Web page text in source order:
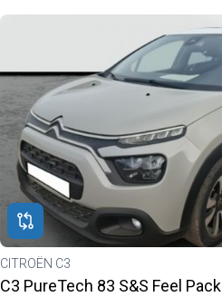
CITROËN C3
C3 PureTech 83 S&S Feel Pack